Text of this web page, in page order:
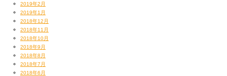
2019年2月
2019年1月
2018年12月
2018年11月
2018年10月
2018年9月
2018年8月
2018年7月
2018年6月